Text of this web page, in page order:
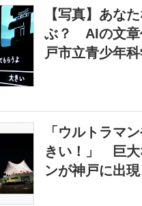
【写真】あな
ぶ？ AIの文章
戸市立青少年
「ウルトラマ
きい！」 巨大
ンが神戸に出現